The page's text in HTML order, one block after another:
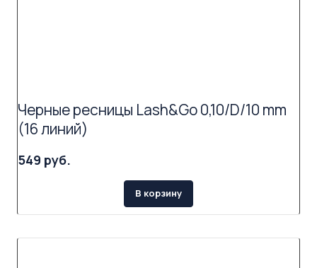
Черные ресницы Lash&Go 0,10/D/10 mm
(16 линий)
549 руб.
В корзину